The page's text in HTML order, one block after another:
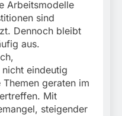
Arbeitsmodelle
sind
Dennoch bleibt
aus.
eindeutig
geraten im
Mit
steigender